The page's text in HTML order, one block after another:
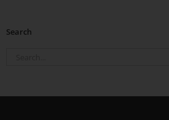
Search